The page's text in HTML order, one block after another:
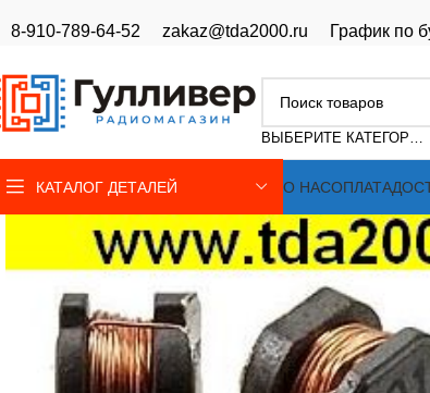
8-910-789-64-52 zakaz@tda2000.ru График по
ВЫБЕРИТЕ КАТЕГОРИЮ
КАТАЛОГ ДЕТАЛЕЙ О НАСОПЛАТА